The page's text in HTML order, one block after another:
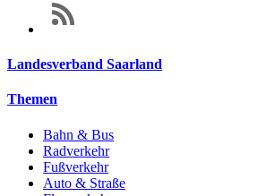
Landesverband Saarland
Themen
Bahn & Bus
Radverkehr
Fußverkehr
Auto & Straße